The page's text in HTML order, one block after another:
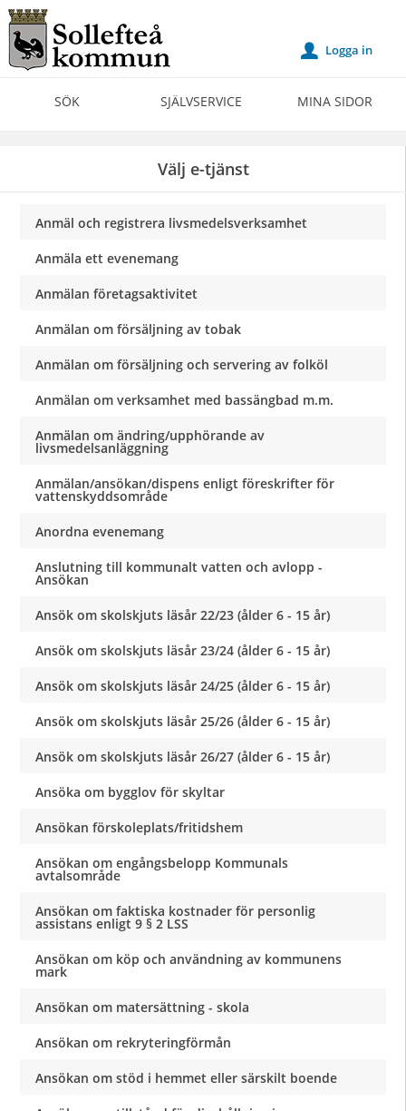
Välkommen
till
Självservice
Sollefteå
SÖK SJÄLVSERVICE MINA SIDOR
u Logga in
Välj e-tjänst
Anmäl och registrera livsmedelsverksamhet
Anmäla ett evenemang
Anmälan företagsaktivitet
Anmälan om försäljning av tobak
Anmälan om försäljning och servering av folköl
Anmälan om verksamhet med bassängbad m.m.
Anmälan om ändring/upphörande av
livsmedelsanläggning
Anmälan/ansökan/dispens enligt föreskrifter för
vattenskyddsområde
Anordna evenemang
Anslutning till kommunalt vatten och avlopp -
Ansökan
Ansök om skolskjuts läsår 22/23 (ålder 6 - 15 år)
Ansök om skolskjuts läsår 23/24 (ålder 6 - 15 år)
Ansök om skolskjuts läsår 24/25 (ålder 6 - 15 år)
Ansök om skolskjuts läsår 25/26 (ålder 6 - 15 år)
Ansök om skolskjuts läsår 26/27 (ålder 6 - 15 år)
Ansöka om bygglov för skyltar
Ansökan förskoleplats/fritidshem
Ansökan om engångsbelopp Kommunals
avtalsområde
Ansökan om faktiska kostnader för personlig
assistans enligt 9 § 2 LSS
Ansökan om köp och användning av kommunens
mark
Ansökan om matersättning - skola
Ansökan om rekryteringförmån
Ansökan om stöd i hemmet eller särskilt boende